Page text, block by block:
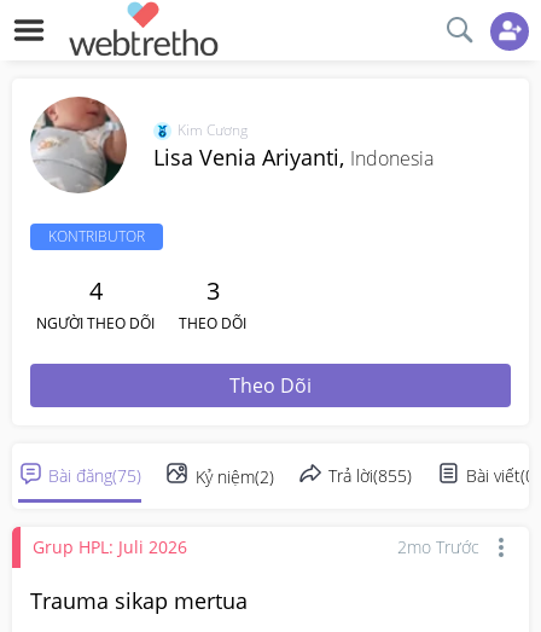
Kim Cương
Lisa Venia Ariyanti, Indonesia
KONTRIBUTOR
4
NGƯỜI THEO DÕI
3
THEO DÕI
Theo Dõi
Bài đăng(75) Kỷ niệm(2) Trả lời(855) Bài viết(0
Grup HPL: Juli 2026 2mo Trước
Trauma sikap mertua